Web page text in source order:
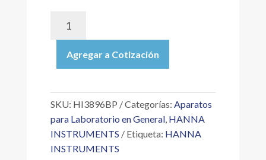
LAB™
TEST
DE
DE
SUELO
PARA
Agregar a Cotización
SKU: HI3896BP Categorías: Aparatos
para Laboratorio en General, HANNA
INSTRUMENTS
Etiqueta: HANNA
INSTRUMENTS